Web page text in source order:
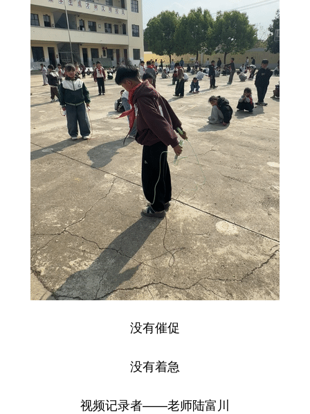
没有催促
没有着急
视频记录者——老师陆富川